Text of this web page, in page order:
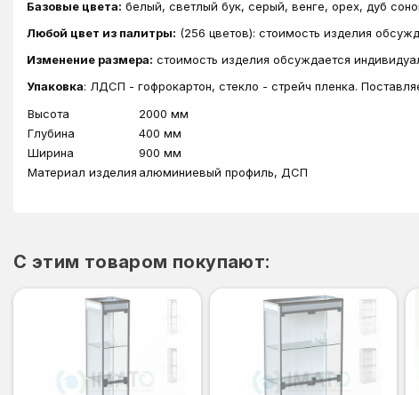
Базовые цвета: белый, светлый бук, серый, венге, орех, дуб
Любой цвет из палитры: (256 цветов): стоимость изделия
Изменение размера: стоимость изделия обсуждается
Упаковка: ЛДСП - гофрокартон, стекло - стрейч пленка.
Высота
2000 мм
Глубина
400 мм
Ширина
900 мм
Материал изделия алюминиевый профиль, ДСП
C этим товаром покупают: